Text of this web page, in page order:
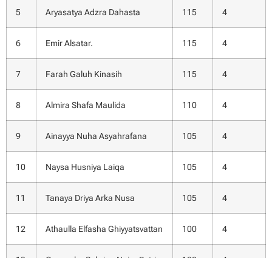
5 Aryasatya Adzra Dahasta 115 4
6 Emir Alsatar. 115 4
7 Farah Galuh Kinasih 115 4
8 Almira Shafa Maulida 110 4
9 Ainayya Nuha Asyahrafana 105 4
10 Naysa Husniya Laiqa 105 4
11 Tanaya Driya Arka Nusa 105 4
12 Athaulla Elfasha Ghiyyatsvattan 100 4